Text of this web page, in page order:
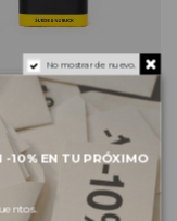
Eraser
No mostrar de nuevo.
-10% EN TU PRÓXIMO